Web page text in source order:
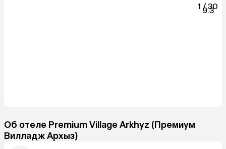
9.3
1 /30
Об отеле Premium Village Arkhyz (Премиум
Вилладж Архыз)